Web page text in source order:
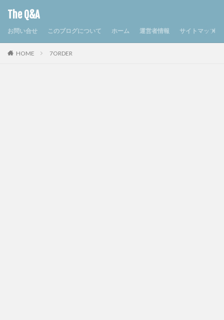
The Q&A
お問い合せ このブログについて ホーム 運営者情報 サイトマップ
HOME 7ORDER